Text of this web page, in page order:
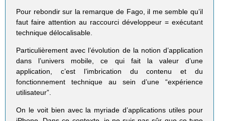
Pour rebondir sur la remarque de Fago, il me semble qu’il
faut faire attention au raccourci développeur = exécutant
technique délocalisable.
Particulièrement avec l’évolution de la notion d’application
dans l’univers mobile, ce qui fait la valeur d’une
application, c’est l’imbrication du contenu et du
fonctionnement technique au sein d’une “expérience
utilisateur”.
On le voit bien avec la myriade d’applications utiles pour